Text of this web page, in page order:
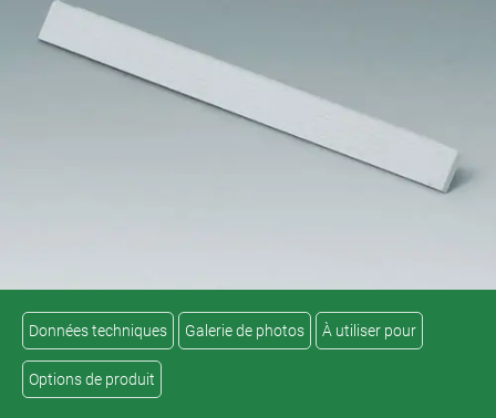
Données techniques Galerie de photos À utiliser pour
Options de produit